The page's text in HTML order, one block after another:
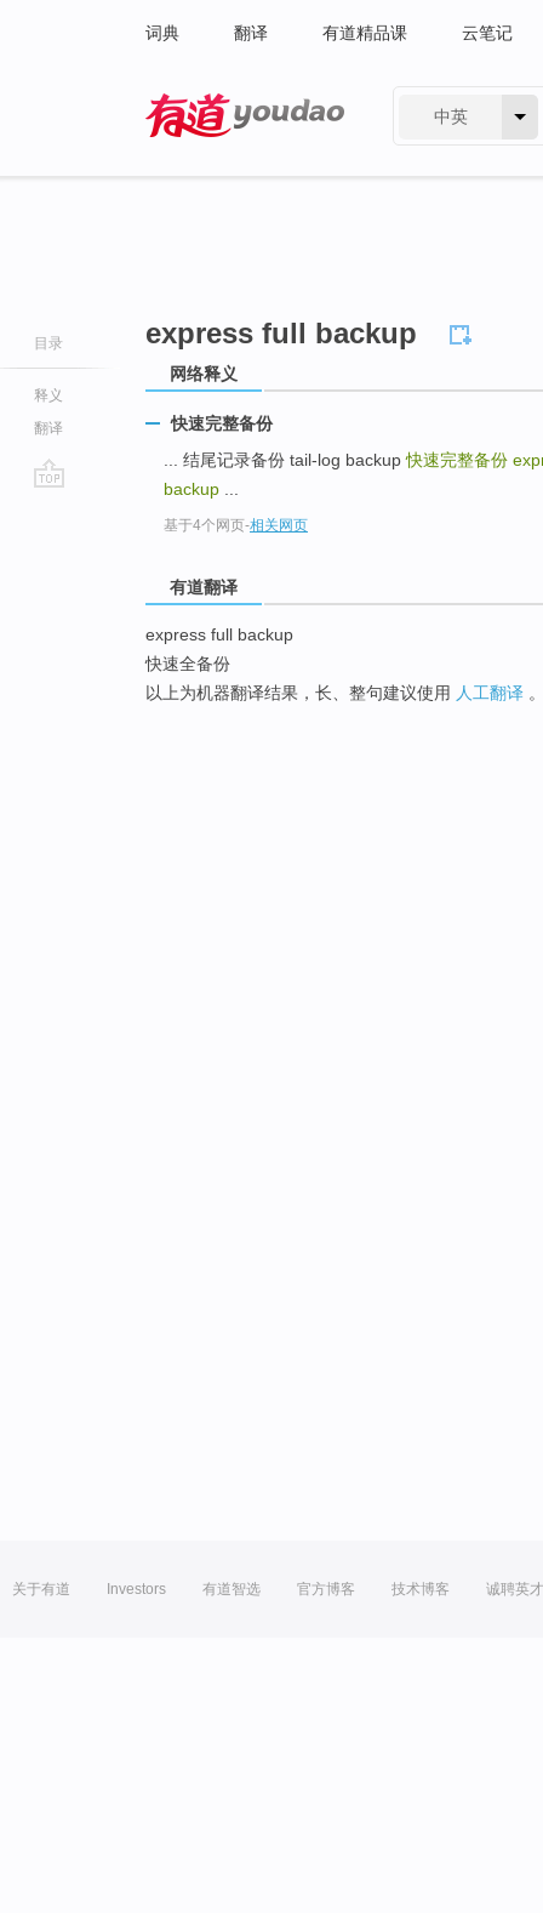
词典 翻译 有道精品课 云笔记
中英
目录
释义
翻译
express full backup
网络释义
快速完整备份
... 结尾记录备份 tail-log backup快速完整备份
backup
基于4个网页-相关网页
有道翻译
express full backup
快速全备份
以上为机器翻译结果，长、整句建议使用 人工翻译
关于有道 Investors 有道智选 官方博客 技术博客 诚聘英才